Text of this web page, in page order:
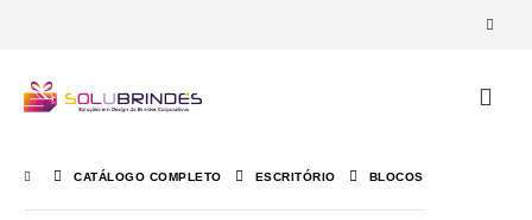
CATÁLOGO COMPLETO ESCRITÓRIO BLOCOS